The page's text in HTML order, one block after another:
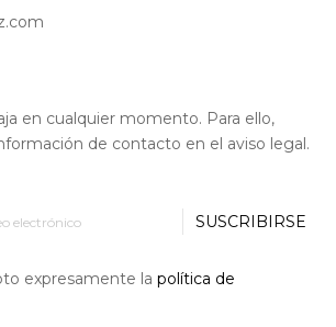
en cualquier momento. Para ello,
de contacto en el aviso legal.
SUSCRIBIRSE
expresamente la política de